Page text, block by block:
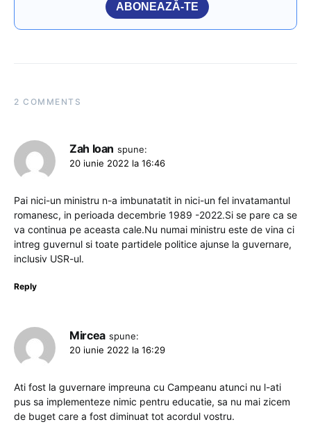
ABONEAZĂ-TE
2 COMMENTS
Zah Ioan spune:
20 iunie 2022 la 16:46
Pai nici-un ministru n-a imbunatatit in nici-un fel invatamantul
romanesc, in perioada decembrie 1989 -2022.Si se pare ca se
va continua pe aceasta cale.Nu numai ministru este de vina ci
intreg guvernul si toate partidele politice ajunse la guvernare,
inclusiv USR-ul.
Reply
Mircea spune:
20 iunie 2022 la 16:29
Ati fost la guvernare impreuna cu Campeanu atunci nu l-ati
pus sa implementeze nimic pentru educatie, sa nu mai zicem
de buget care a fost diminuat tot acordul vostru.